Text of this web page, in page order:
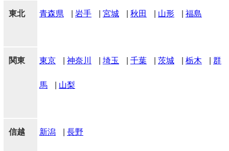
東北 青森県 岩手 宮城 秋田 山形 福島
関東 東京 神奈川 埼玉 千葉 茨城 栃木 群
馬 山梨
信越 新潟 長野